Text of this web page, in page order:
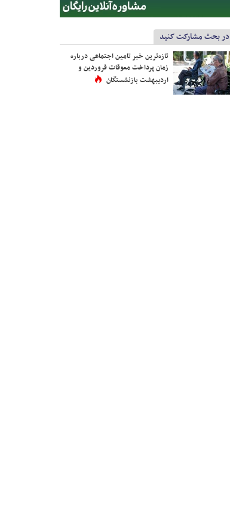
در بحث مشارکت کنید
تازه‌ترین خبر تامین اجتماعی درباره
زمان پرداخت معوقات فروردین و
اردیبهشت بازنشستگان